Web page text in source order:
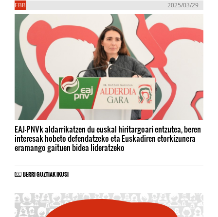
EBB 2025/03/29
EAJ-PNVk aldarrikatzen du euskal hiritargoari entzutea, beren
interesak hobeto defendatzeko eta Euskadiren etorkizunera
eramango gaituen bidea lideratzeko
BERRI GUZTIAK IKUSI